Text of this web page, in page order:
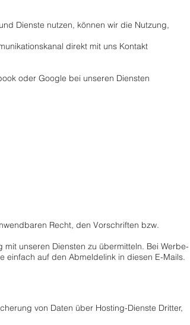
Dienste nutzen, können wir die Nutzung,
direkt mit uns Kontakt
oder Google bei unseren Diensten
Recht, den Vorschriften bzw.
unseren Diensten zu übermitteln. Bei Werbe-
einfach auf den Abmeldelink in diesen E-Mails.
von Daten über Hosting-Dienste Dritter,